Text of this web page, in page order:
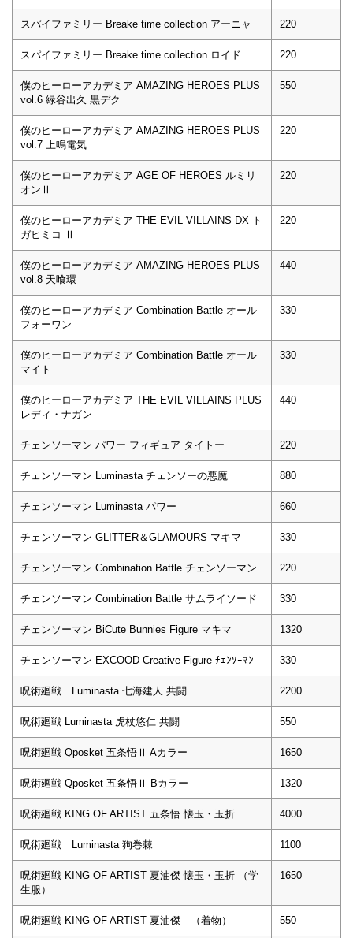
スパイファミリー Breake time collection アーニャ 220
スパイファミリー Breake time collection ロイド 220
僕のヒーローアカデミア AMAZING HEROES PLUS
vol.6 緑谷出久 黒デク
550
僕のヒーローアカデミア AMAZING HEROES PLUS
vol.7 上鳴電気
220
僕のヒーローアカデミア AGE OF HEROES ルミリ
オンⅡ
220
僕のヒーローアカデミア THE EVIL VILLAINS DX ト
ガヒミコ Ⅱ
220
僕のヒーローアカデミア AMAZING HEROES PLUS
vol.8 天喰環
440
僕のヒーローアカデミア Combination Battle オール
フォーワン
330
僕のヒーローアカデミア Combination Battle オール
マイト
330
僕のヒーローアカデミア THE EVIL VILLAINS PLUS
レディ・ナガン
440
チェンソーマン パワー フィギュア タイトー 220
チェンソーマン Luminasta チェンソーの悪魔 880
チェンソーマン Luminasta パワー 660
チェンソーマン GLITTER＆GLAMOURS マキマ 330
チェンソーマン Combination Battle チェンソーマン 220
チェンソーマン Combination Battle サムライソード 330
チェンソーマン BiCute Bunnies Figure マキマ 1320
チェンソーマン EXCOOD Creative Figure ﾁｪﾝｿｰﾏﾝ 330
呪術廻戦 Luminasta 七海建人 共闘 2200
呪術廻戦 Luminasta 虎杖悠仁 共闘 550
呪術廻戦 Qposket 五条悟Ⅱ Aカラー 1650
呪術廻戦 Qposket 五条悟Ⅱ Bカラー 1320
呪術廻戦 KING OF ARTIST 五条悟 懐玉・玉折 4000
呪術廻戦 Luminasta 狗巻棘 1100
呪術廻戦 KING OF ARTIST 夏油傑 懐玉・玉折 （学
生服）
1650
呪術廻戦 KING OF ARTIST 夏油傑 （着物） 550